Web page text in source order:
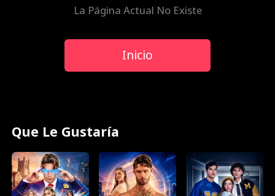
La Página Actual No Existe
Inicio
Que Le Gustaría